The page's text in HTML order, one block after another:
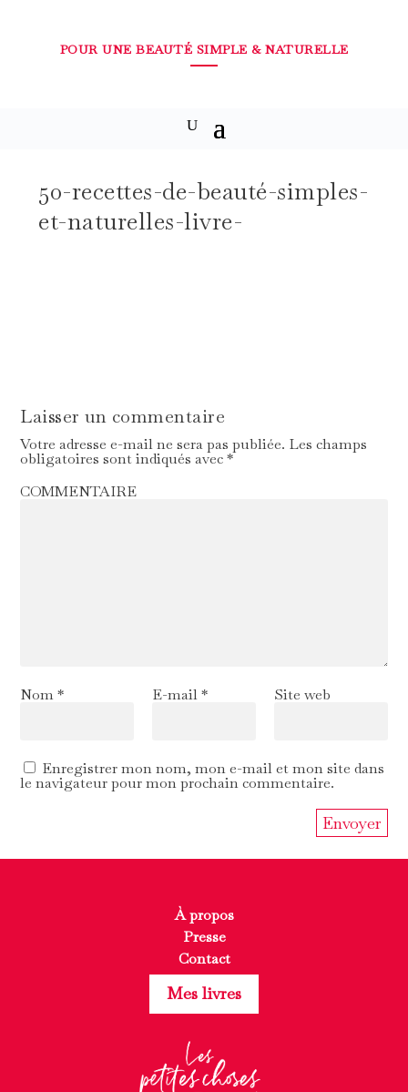
POUR UNE BEAUTÉ SIMPLE & NATURELLE
50-recettes-de-beauté-simples-
et-naturelles-livre-
Laisser un commentaire
Votre adresse e-mail ne sera pas publiée. Les champs
obligatoires sont indiqués avec*
COMMENTAIRE
Nom* E-mail* Site web
Enregistrer mon nom, mon e-mail et mon site dans
le navigateur pour mon prochain commentaire.
À propos
Presse
Contact
Mes livres